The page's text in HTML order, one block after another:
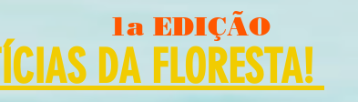
DA FLORESTA!
1a EDIÇÃO